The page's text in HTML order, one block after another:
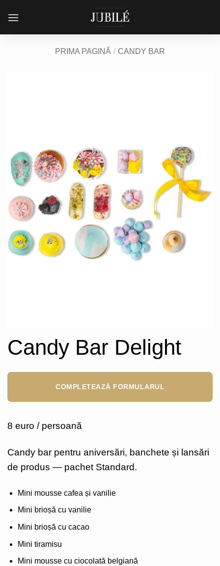
PRIMA PAGINĂ / CANDY BAR
Candy Bar Delight
COMPLETEAZĂ FORMULARUL
8 euro / persoană
Candy bar pentru aniversări, banchete și lansări
de produs — pachet Standard.
Mini mousse cafea și vanilie
Mini brioșă cu vanilie
Mini brioșă cu cacao
Mini tiramisu
Mini mousse cu ciocolată belgiană